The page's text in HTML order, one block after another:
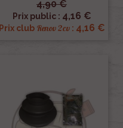
4,90 €
Prix public : 4,16 €
Prix club Renov 2cv: 4,16 €